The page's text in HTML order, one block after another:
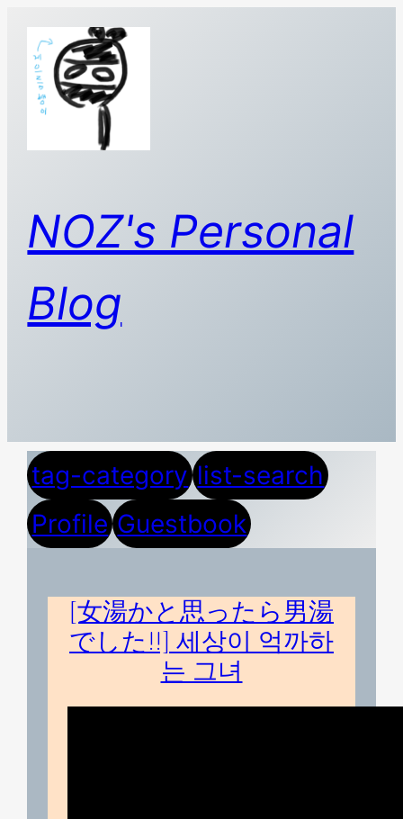
NOZ's Personal
Blog
tag-category list-search
Profile Guestbook
[女湯かと思ったら男湯
でした!!] 세상이 억까하
는 그녀